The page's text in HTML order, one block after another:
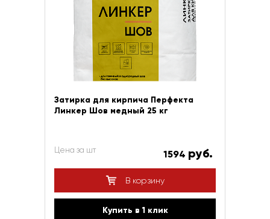
Затирка для кирпича Перфекта
Линкер Шов медный 25 кг
Цена за шт 1594 руб.
В корзину
Купить в 1 клик